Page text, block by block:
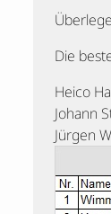
Die
Heico
Johann
Jürgen